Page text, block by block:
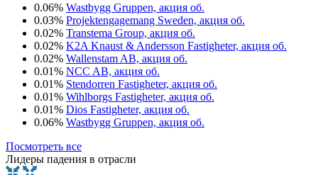
0.06% Wastbygg Gruppen, акция об.
0.03% Projektengagemang Sweden, акция об.
0.02% Transtema Group, акция об.
0.02% K2A Knaust & Andersson Fastigheter, акция об.
0.02% Wallenstam AB, акция об.
0.01% NCC AB, акция об.
0.01% Stendorren Fastigheter, акция об.
0.01% Wihlborgs Fastigheter, акция об.
0.01% Dios Fastigheter, акция об.
0.06% Wastbygg Gruppen, акция об.
Посмотреть все
Лидеры падения в отрасли